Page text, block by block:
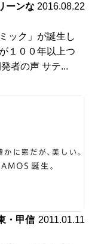
ーンな 2016.08.22
ック」が誕生し
１００年以上つ
者の声 サテ...
・甲信 2011.01.11